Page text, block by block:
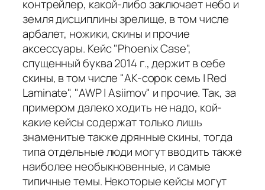
контрейлер, какой-либо заключает небо и
земля дисциплины зрелище, в том числе
арбалет, ножики, скины и прочие
аксессуары. Кейс "Phoenix Case",
спущенный буква 2014 г., держит в себе
скины, в том числе "AK-сорок семь | Red
Laminate", "AWP | Asiimov" и прочие. Так, за
примером далеко ходить не надо, кой-
какие кейсы содержат только лишь
знаменитые также дрянные скины, тогда
типа отдельные люди могут вводить также
наиболее необыкновенные, и самые
типичные темы. Некоторые кейсы могут